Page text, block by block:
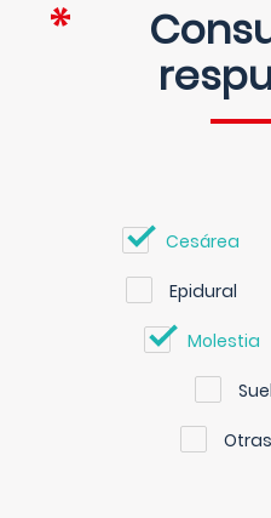
Cesárea
Epidural
Molestia